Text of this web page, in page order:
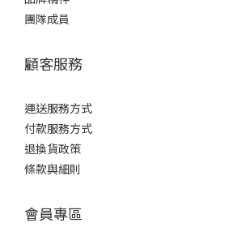
團隊成員
顧客服務
運送服務方式
付款服務方式
退換貨政策
條款與細則
會員專區